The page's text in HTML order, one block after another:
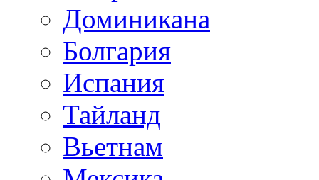
Доминикана
Болгария
Испания
Тайланд
Вьетнам